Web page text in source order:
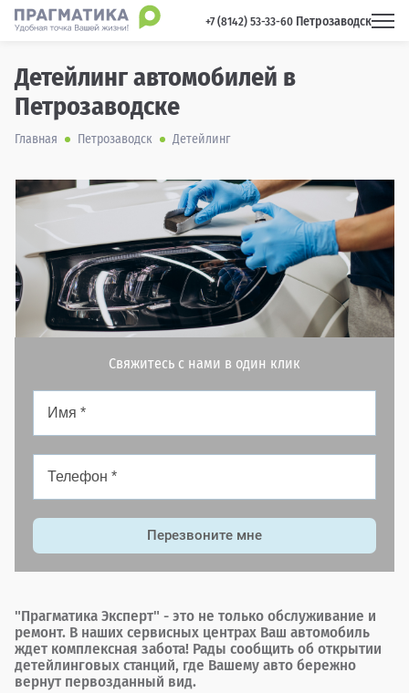
+7 (8142) 53-33-60 Петрозаводск
Детейлинг автомобилей в
Петрозаводске
Главная Петрозаводск Детейлинг
Свяжитесь с нами в один клик
Перезвоните мне
"Прагматика Эксперт" - это не только обслуживание и
ремонт. В наших сервисных центрах Ваш автомобиль
ждет комплексная забота! Рады сообщить об открытии
детейлинговых станций, где Вашему авто бережно
вернут первозданный вид.